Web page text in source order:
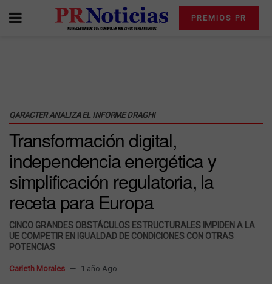
PREMIOS PR
QARACTER ANALIZA EL INFORME DRAGHI
Transformación digital,
independencia energética y
simplificación regulatoria, la
receta para Europa
CINCO GRANDES OBSTÁCULOS ESTRUCTURALES IMPIDEN A LA
UE COMPETIR EN IGUALDAD DE CONDICIONES CON OTRAS
POTENCIAS
Carleth Morales 1 año Ago